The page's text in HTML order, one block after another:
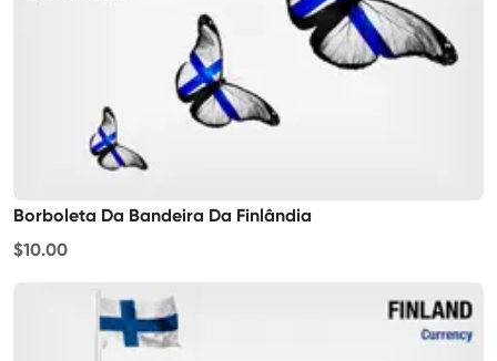
Borboleta Da Bandeira Da Finlândia
$10.00